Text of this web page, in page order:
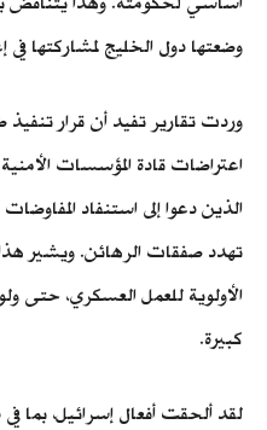
وضعتها دول الخليج لمشاركتها في
وردت تقارير تفيد أن قرار
اعتراضات قادة المؤسسات
الذين دعوا إلى استنفاد
تهدد صفقات الرهائن. ويشير
الأولوية للعمل العسكري، حتى
كبيرة.
لقد ألحقت أفعال إسرائيل، بما